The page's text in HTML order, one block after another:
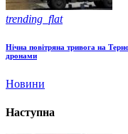
trending_flat
Нічна повітряна тривога на
дронами
Новини
Наступна